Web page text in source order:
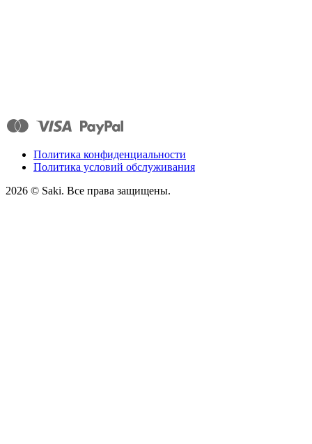
Политика конфиденциальности
Политика условий обслуживания
2026 © Saki. Все права защищены.